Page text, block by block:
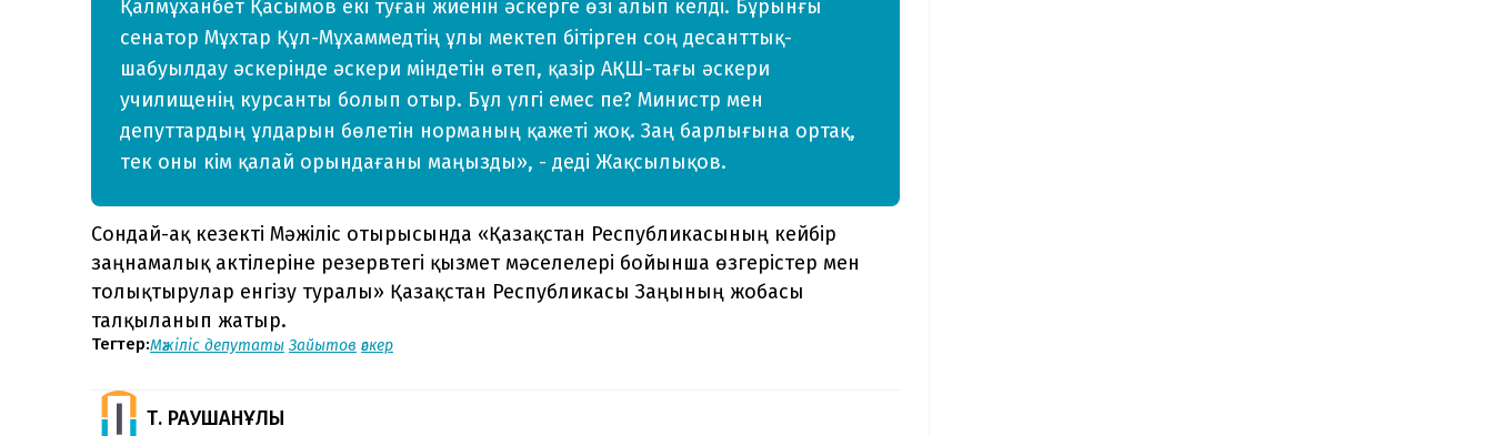
Қалмұханбет Қасымов екі туған жиенін әскерге өзі алып келді. Бұрынғы
сенатор Мұхтар Құл-Мұхаммедтің ұлы мектеп бітірген соң десанттық-
шабуылдау әскерінде әскери міндетін өтеп, қазір АҚШ-тағы әскери
училищенің курсанты болып отыр. Бұл үлгі емес пе? Министр мен
депуттардың ұлдарын бөлетін норманың қажеті жоқ. Заң барлығына ортақ,
тек оны кім қалай орындағаны маңызды», - деді Жақсылықов.
Сондай-ақ кезекті Мәжіліс отырысында «Қазақстан Республикасының кейбір
заңнамалық актілеріне резервтегі қызмет мәселелері бойынша өзгерістер мен
толықтырулар енгізу туралы» Қазақстан Республикасы Заңының жобасы
талқыланып жатыр.
Тегтер:Мәжіліс депутаты Зайытов әскер
Т. РАУШАНҰЛЫ